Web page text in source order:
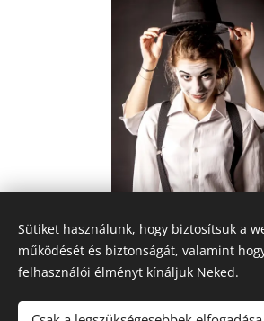
Sütiket használunk, hogy biztosítsuk a
működését és biztonságát, valamint
felhasználói élményt kínáljuk Neked.